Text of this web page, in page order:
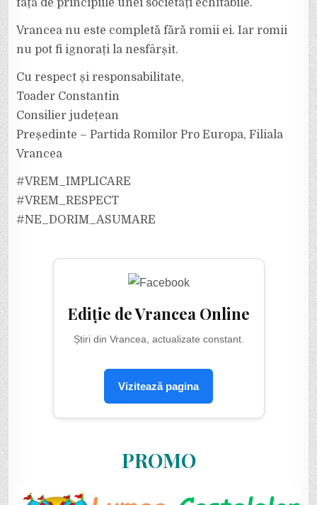
față de principiile unei societăți echitabile.
Vrancea nu este completă fără romii ei. Iar romii
nu pot fi ignorați la nesfârșit.
Cu respect și responsabilitate,
Toader Constantin
Consilier județean
Președinte – Partida Romilor Pro Europa, Filiala
Vrancea
#VREM_IMPLICARE
#VREM_RESPECT
#NE_DORIM_ASUMARE
Ediție de Vrancea Online
Știri din Vrancea, actualizate constant.
Vizitează pagina
PROMO